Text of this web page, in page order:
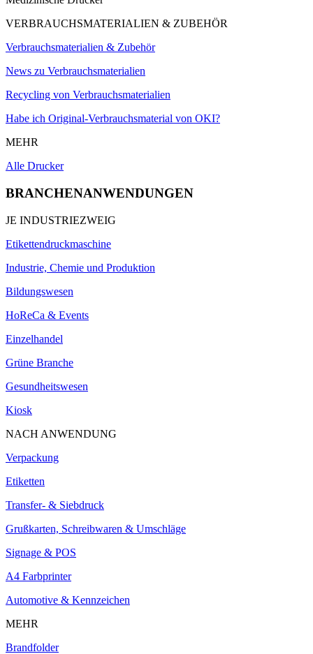
VERBRAUCHSMATERIALIEN & ZUBEHÖR
Verbrauchsmaterialien & Zubehör
News zu Verbrauchsmaterialien
Recycling von Verbrauchsmaterialien
Habe ich Original-Verbrauchsmaterial von OKI?
MEHR
Alle Drucker
BRANCHENANWENDUNGEN
JE INDUSTRIEZWEIG
Etikettendruckmaschine
Industrie, Chemie und Produktion
Bildungswesen
HoReCa & Events
Einzelhandel
Grüne Branche
Gesundheitswesen
Kiosk
NACH ANWENDUNG
Verpackung
Etiketten
Transfer- & Siebdruck
Grußkarten, Schreibwaren & Umschläge
Signage & POS
A4 Farbprinter
Automotive & Kennzeichen
MEHR
Brandfolder